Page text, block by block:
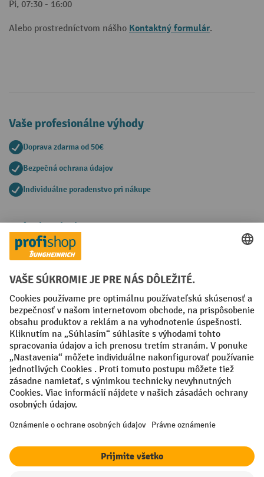
Pi, 07:30 - 16:00
Alebo prostredníctvom nášho Kontaktný formulár.
Vaše profesionálne výhody
Doprava zdarma od 50€
Bezpečná ochrana údajov
Individuálne poradenstvo pri nákupe
Spôsoby platby
Creditcard (Master)Creditcard (Visa)
Faktúra Predplatba
Sociálne siete
Facebook
YouTube
LinkedIn
Nastavenia ochrany osobných údajov
All prices excl. VAT plusshipping costsand possible delivery charges,
¹ Zľava platí do vypredania zásob. Zľava sa nevzťahuje na špeciálne